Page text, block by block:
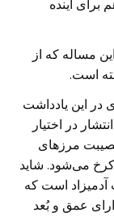
برای آینده
مساله که از
است.
در این یادداشت
و برای انتشار در اختیار
مرزهای
می‌شود. شاید
است که
عمق و بُعد